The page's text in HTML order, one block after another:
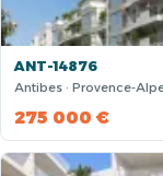
ANT-14876
Antibes · Provence-
275 000 €